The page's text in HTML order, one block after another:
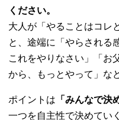
ください。
大人が「やることはコレ
と、途端に「やらされる
これをやりなさい」「お
から、もっとやって」な
ポイントは 「みんなで決
一つを自主性で決めてい